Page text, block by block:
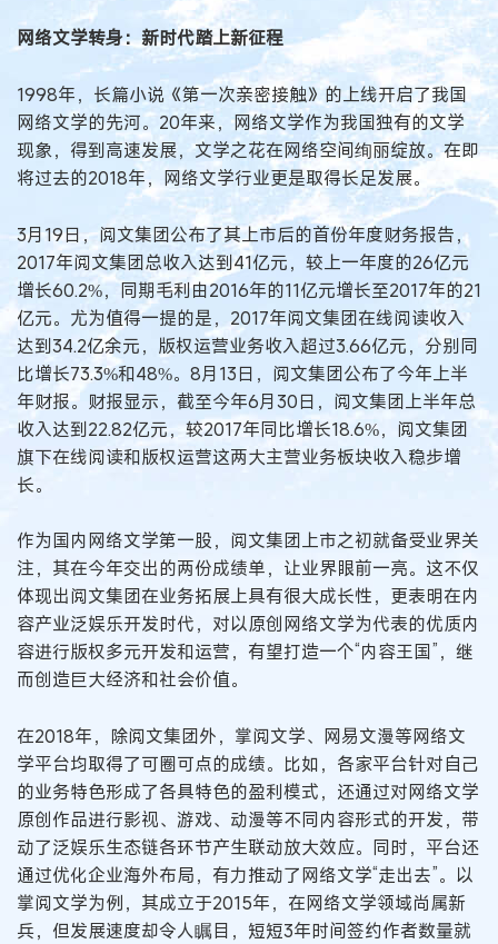
网络文学转身：新时代踏上新征程
1998年，长篇小说《第一次亲密接触》的上线开启了我国
网络文学的先河。20年来，网络文学作为我国独有的文学
现象，得到高速发展，文学之花在网络空间绚丽绽放。在即
将过去的2018年，网络文学行业更是取得长足发展。
3月19日，阅文集团公布了其上市后的首份年度财务报告，
2017年阅文集团总收入达到41亿元，较上一年度的26亿元
增长60.2%，同期毛利由2016年的11亿元增长至2017年的21
亿元。尤为值得一提的是，2017年阅文集团在线阅读收入
达到34.2亿余元，版权运营业务收入超过3.66亿元，分别同
比增长73.3%和48%。8月13日，阅文集团公布了今年上半
年财报。财报显示，截至今年6月30日，阅文集团上半年总
收入达到22.82亿元，较2017年同比增长18.6%，阅文集团
旗下在线阅读和版权运营这两大主营业务板块收入稳步增
长。
作为国内网络文学第一股，阅文集团上市之初就备受业界关
注，其在今年交出的两份成绩单，让业界眼前一亮。这不仅
体现出阅文集团在业务拓展上具有很大成长性，更表明在内
容产业泛娱乐开发时代，对以原创网络文学为代表的优质内
容进行版权多元开发和运营，有望打造一个“内容王国”，继
而创造巨大经济和社会价值。
在2018年，除阅文集团外，掌阅文学、网易文漫等网络文
学平台均取得了可圈可点的成绩。比如，各家平台针对自己
的业务特色形成了各具特色的盈利模式，还通过对网络文学
原创作品进行影视、游戏、动漫等不同内容形式的开发，带
动了泛娱乐生态链各环节产生联动放大效应。同时，平台还
通过优化企业海外布局，有力推动了网络文学“走出去”。以
掌阅文学为例，其成立于2015年，在网络文学领域尚属新
兵，但发展速度却令人瞩目，短短3年时间签约作者数量就